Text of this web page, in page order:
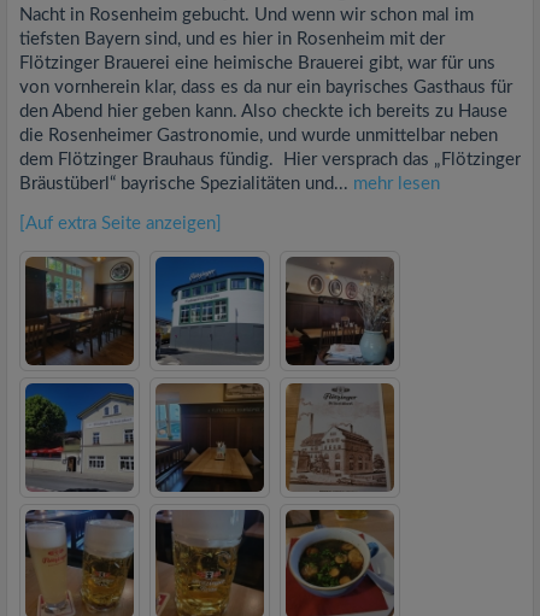
Nacht in Rosenheim gebucht. Und wenn wir schon mal im
tiefsten Bayern sind, und es hier in Rosenheim mit der
Flötzinger Brauerei eine heimische Brauerei gibt, war für uns
von vornherein klar, dass es da nur ein bayrisches Gasthaus für
den Abend hier geben kann. Also checkte ich bereits zu Hause
die Rosenheimer Gastronomie, und wurde unmittelbar neben
dem Flötzinger Brauhaus fündig. Hier versprach das „Flötzinger
Bräustüberl“ bayrische Spezialitäten und... mehr lesen
[Auf extra Seite anzeigen]